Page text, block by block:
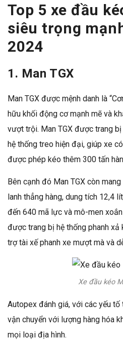
Top 5 xe đầu
siêu trọng
2024
1. Man TGX
Man TGX được mệnh danh là
hữu khối động cơ mạnh mẽ và
vượt trội. Man TGX được trang
hệ thống treo hiện đại, giúp xe
được phép kéo thêm 300 tấn
Bên cạnh đó Man TGX còn
lanh thẳng hàng, dung tích 12,4
đến 640 mã lực và mô-men
được trang bị hệ thống phanh xả
trợ tài xế phanh xe mượt mà và
Xe đầu kéo
Autopex đánh giá, với các yếu tố
vận chuyển với lượng hàng hóa
mọi loại địa hình.